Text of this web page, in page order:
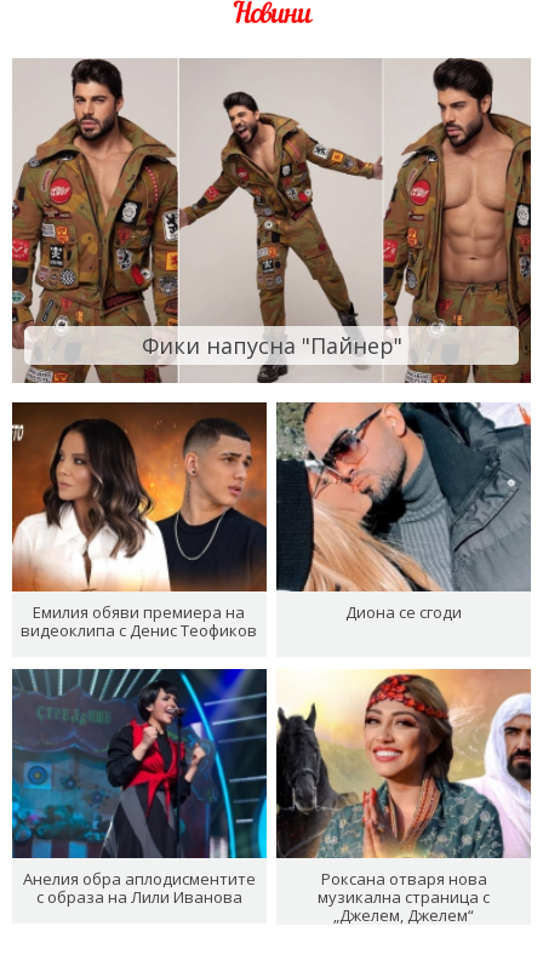
Новини
Фики напусна "Пайнер"
Емилия обяви премиера на
видеоклипа с Денис Теофиков
Диона се сгоди
Анелия обра аплодисментите
с образа на Лили Иванова
Роксана отваря нова
музикална страница с
„Джелем, Джелем“